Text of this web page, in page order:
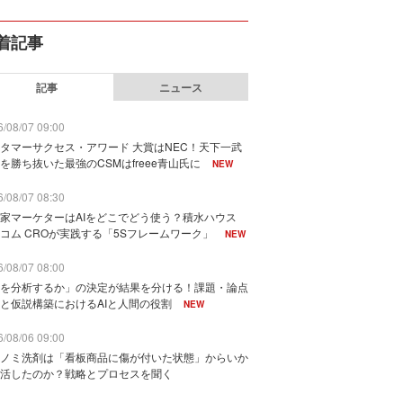
記事
記事 ニュース
08/07 09:00
マーサクセス・アワード 大賞はNEC！天下一武
勝ち抜いた最強のCSMはfreee青山氏に
NEW
08/07 08:30
マーケターはAIをどこでどう使う？積水ハウス
ム CROが実践する「5Sフレームワーク」
NEW
08/07 08:00
分析するか」の決定が結果を分ける！課題・論点
仮説構築におけるAIと人間の役割
NEW
08/06 09:00
ミ洗剤は「看板商品に傷が付いた状態」からいか
したのか？戦略とプロセスを聞く